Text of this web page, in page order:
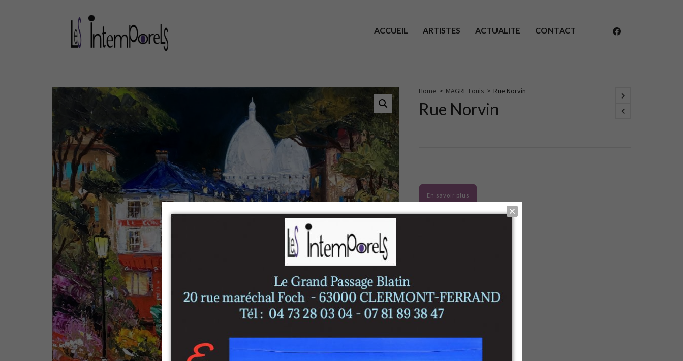
ACCUEIL ARTISTES ACTUALITE CONTACT
Home > MAGRE Louis > Rue Norvin
Rue Norvin
En savoir plus